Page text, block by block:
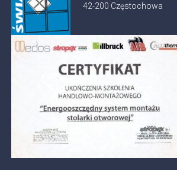
42-200 Częstochowa